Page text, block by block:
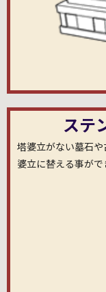
ステ
塔婆立がない墓石
婆立に替える事がで